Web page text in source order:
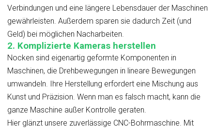
Verbindungen und eine längere Lebensdauer der Maschinen
gewährleisten. Außerdem sparen sie dadurch Zeit (und
Geld) bei möglichen Nacharbeiten.
2. Komplizierte Kameras herstellen
Nocken sind eigenartig geformte Komponenten in
Maschinen, die Drehbewegungen in lineare Bewegungen
umwandeln. Ihre Herstellung erfordert eine Mischung aus
Kunst und Präzision. Wenn man es falsch macht, kann die
ganze Maschine außer Kontrolle geraten.
Hier glänzt unsere zuverlässige CNC-Bohrmaschine. Mit